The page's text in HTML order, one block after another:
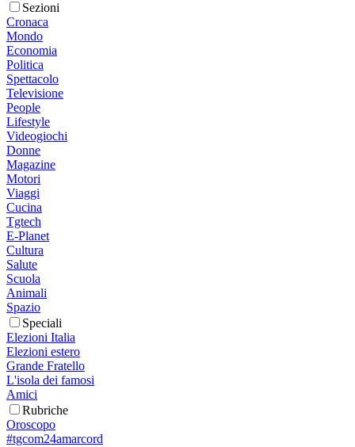
Sezioni
Cronaca
Mondo
Economia
Politica
Spettacolo
Televisione
People
Lifestyle
Videogiochi
Donne
Magazine
Motori
Viaggi
Cucina
Tgtech
E-Planet
Cultura
Salute
Scuola
Animali
Spazio
Speciali
Elezioni Italia
Elezioni estero
Grande Fratello
L'isola dei famosi
Amici
Rubriche
Oroscopo
#tgcom24amarcord